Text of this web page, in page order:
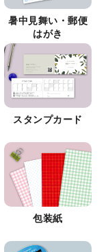
暑中見舞い・郵便
はがき
スタンプカード
包装紙